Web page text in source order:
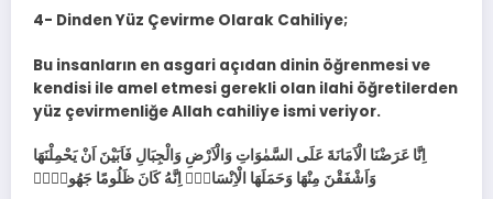
4- Dinden Yüz Çevirme Olarak Cahiliye;
Bu insanların en asgari açıdan dinin öğrenmesi ve
kendisi ile amel etmesi gerekli olan ilahi öğretilerden
yüz çevirmenliğe Allah cahiliye ismi veriyor.
اِنَّا عَرَضْنَا الْاَمَانَةَ عَلَى السَّمٰوَاتِ وَالْاَرْضِ وَالْجِبَالِ فَاَبَيْنَ اَنْ يَحْمِلْنَهَا
وَاَشْفَقْنَ مِنْهَا وَحَمَلَهَا الْاِنْسَانُۜ اِنَّهُ كَانَ ظَلُومًا جَهُولًاۙ